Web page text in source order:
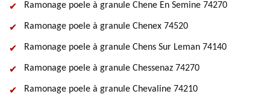
Ramonage poele à granule Chene En Semine 74270
Ramonage poele à granule Chenex 74520
Ramonage poele à granule Chens Sur Leman 74140
Ramonage poele à granule Chessenaz 74270
Ramonage poele à granule Chevaline 74210